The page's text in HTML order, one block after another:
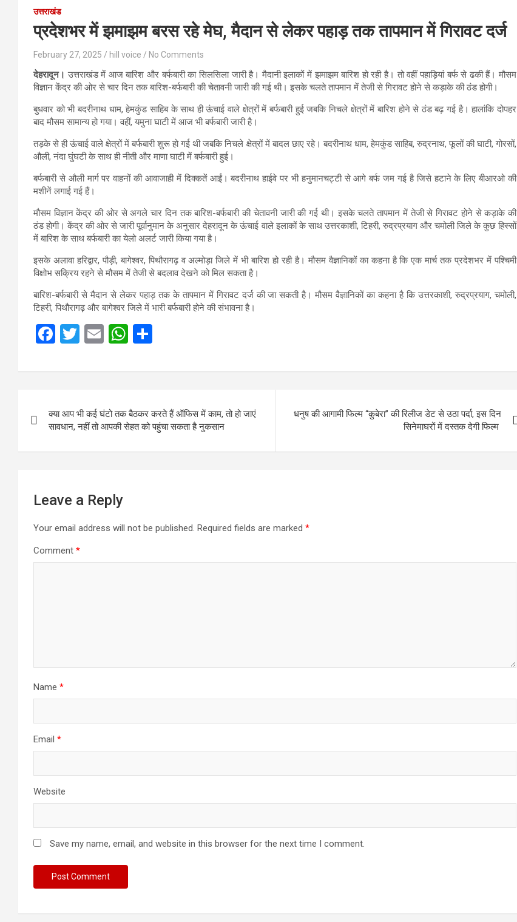
उत्तराखंड
प्रदेशभर में झमाझम बरस रहे मेघ, मैदान से लेकर पहाड़ तक तापमान में गिरावट दर्ज
February 27, 2025 hill voice No Comments
देहरादून। उत्तराखंड में आज बारिश और बर्फबारी का सिलसिला जारी है। मैदानी इलाकों में झमाझम बारिश हो रही है। तो वहीं पहाड़ियां बर्फ से ढकी हैं। मौसम
विज्ञान केंद्र की ओर से चार दिन तक बारिश-बर्फबारी की चेतावनी जारी की गई थी। इसके चलते तापमान में तेजी से गिरावट होने से कड़ाके की ठंड होगी।
बुधवार को भी बदरीनाथ धाम, हेमकुंड साहिब के साथ ही ऊंचाई वाले क्षेत्रों में बर्फबारी हुई जबकि निचले क्षेत्रों में बारिश होने से ठंड बढ़ गई है। हालांकि दोपहर
बाद मौसम सामान्य हो गया। वहीं, यमुना घाटी में आज भी बर्फबारी जारी है।
तड़के से ही ऊंचाई वाले क्षेत्रों में बर्फबारी शुरू हो गई थी जबकि निचले क्षेत्रों में बादल छाए रहे। बदरीनाथ धाम, हेमकुंड साहिब, रुद्रनाथ, फूलों की घाटी, गोरसों,
औली, नंदा घुंघटी के साथ ही नीती और माणा घाटी में बर्फबारी हुई।
बर्फबारी से औली मार्ग पर वाहनों की आवाजाही में दिक्कतें आईं। बदरीनाथ हाईवे पर भी हनुमानचट्टी से आगे बर्फ जम गई है जिसे हटाने के लिए बीआरओ की
मशीनें लगाई गई हैं।
मौसम विज्ञान केंद्र की ओर से अगले चार दिन तक बारिश-बर्फबारी की चेतावनी जारी की गई थी। इसके चलते तापमान में तेजी से गिरावट होने से कड़ाके की
ठंड होगी। केंद्र की ओर से जारी पूर्वानुमान के अनुसार देहरादून के ऊंचाई वाले इलाकों के साथ उत्तरकाशी, टिहरी, रुद्रप्रयाग और चमोली जिले के कुछ हिस्सों
में बारिश के साथ बर्फबारी का येलो अलर्ट जारी किया गया है।
इसके अलावा हरिद्वार, पौड़ी, बागेश्वर, पिथौरागढ़ व अल्मोड़ा जिले में भी बारिश हो रही है। मौसम वैज्ञानिकों का कहना है कि एक मार्च तक प्रदेशभर में पश्चिमी
विक्षोभ सक्रिय रहने से मौसम में तेजी से बदलाव देखने को मिल सकता है।
बारिश-बर्फबारी से मैदान से लेकर पहाड़ तक के तापमान में गिरावट दर्ज की जा सकती है। मौसम वैज्ञानिकों का कहना है कि उत्तरकाशी, रुद्रप्रयाग, चमोली,
टिहरी, पिथौरागढ़ और बागेश्वर जिले में भारी बर्फबारी होने की संभावना है।
F
ce
o
o
k
T
tt
E
ail
W
at
A
p
p
ar
navigation
क्या आप भी कई घंटो तक बैठकर करते हैं ऑफिस में काम, तो हो जाएं
सावधान, नहीं तो आपकी सेहत को पहुंचा सकता है नुकसान
धनुष की आगामी फिल्म “कुबेरा” की रिलीज डेट से उठा पर्दा, इस दिन
सिनेमाघरों में दस्तक देगी फिल्म
Leave a Reply
Your email address will not be published. Required fields are marked *
Comment *
Name *
Email *
Website
Save my name, email, and website in this browser for the next time I comment.